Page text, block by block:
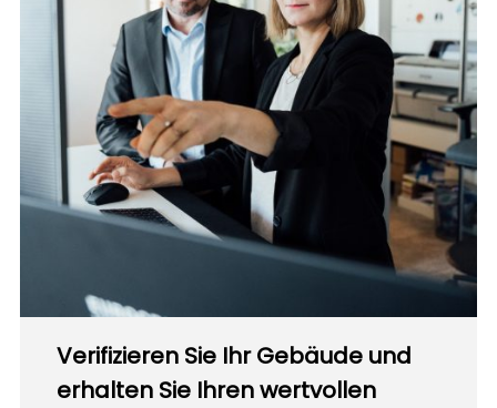
Verifizieren Sie Ihr Gebäude und
erhalten Sie Ihren wertvollen